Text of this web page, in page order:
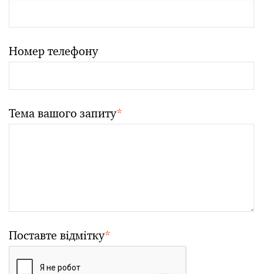
Номер телефону
Тема вашого запиту*
Поставте відмітку*